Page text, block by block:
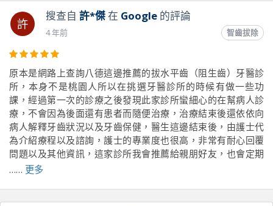
許
搜查自 許*傑在 Google的評論
4 年前 智齒拔除
原本是網路上查詢八德這邊推薦的拔水平齒（阻生齒）牙醫診
所，本身不是桃園人所以在挑選牙醫診所的時候有做一些功
課，經過第一次的診療之後發現此家診所蠻細心的在幫病人診
療，不會因為後面還有患者而隨便治療，治療結束後還依依向
病人解釋牙齒狀況以及牙齒保健，醫生這邊結束後，由護士代
為介紹療程以及諮詢，護士的專業度也很高，非常有耐心回覆
問題以及其他資訊，這家診所我會推薦給親朋好友，也會定期
給這家診所回診。（主治醫生：郭政憲 醫師）
…… 更多